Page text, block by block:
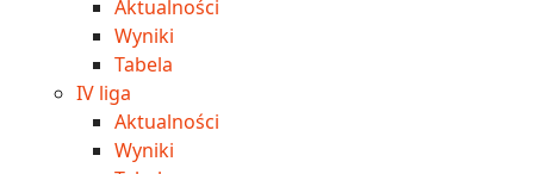
Aktualności
Wyniki
Tabela
IV liga
Aktualności
Wyniki